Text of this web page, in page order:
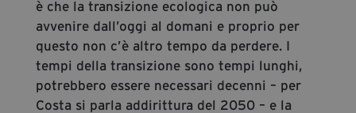
è che la transizione ecologica non può
avvenire dall’oggi al domani e proprio per
questo non c’è altro tempo da perdere. I
tempi della transizione sono tempi lunghi,
potrebbero essere necessari decenni – per
Costa si parla addirittura del 2050 – e la